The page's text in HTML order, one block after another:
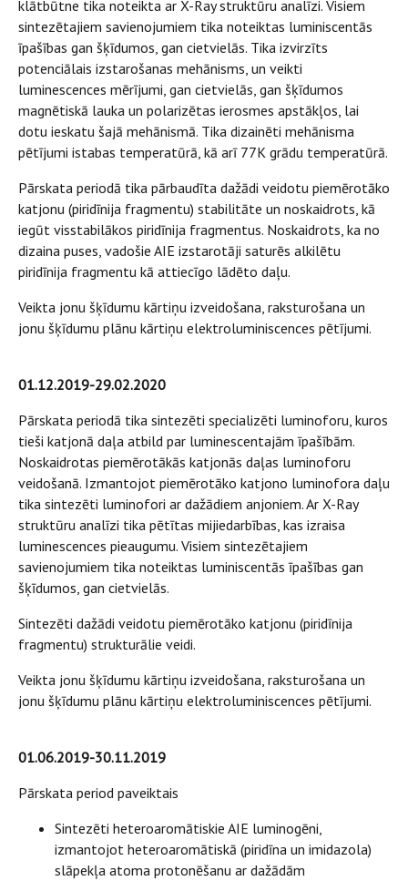
klātbūtne tika noteikta ar X-Ray struktūru analīzi. Visiem
sintezētajiem savienojumiem tika noteiktas luminiscentās
īpašības gan šķīdumos, gan cietvielās. Tika izvirzīts
potenciālais izstarošanas mehānisms, un veikti
luminescences mērījumi, gan cietvielās, gan šķīdumos
magnētiskā lauka un polarizētas ierosmes apstākļos, lai
dotu ieskatu šajā mehānismā. Tika dizainēti mehānisma
pētījumi istabas temperatūrā, kā arī 77K grādu temperatūrā.
Pārskata periodā tika pārbaudīta dažādi veidotu piemērotāko
katjonu (piridīnija fragmentu) stabilitāte un noskaidrots, kā
iegūt visstabilākos piridīnija fragmentus. Noskaidrots, ka no
dizaina puses, vadošie AIE izstarotāji saturēs alkilētu
piridīnija fragmentu kā attiecīgo lādēto daļu.
Veikta jonu šķīdumu kārtiņu izveidošana, raksturošana un
jonu šķīdumu plānu kārtiņu elektroluminiscences pētījumi.
01.12.2019-29.02.2020
Pārskata periodā tika sintezēti specializēti luminoforu, kuros
tieši katjonā daļa atbild par luminescentajām īpašībām.
Noskaidrotas piemērotākās katjonās daļas luminoforu
veidošanā. Izmantojot piemērotāko katjono luminofora daļu
tika sintezēti luminofori ar dažādiem anjoniem. Ar X-Ray
struktūru analīzi tika pētītas mijiedarbības, kas izraisa
luminescences pieaugumu. Visiem sintezētajiem
savienojumiem tika noteiktas luminiscentās īpašības gan
šķīdumos, gan cietvielās.
Sintezēti dažādi veidotu piemērotāko katjonu (piridīnija
fragmentu) strukturālie veidi.
Veikta jonu šķīdumu kārtiņu izveidošana, raksturošana un
jonu šķīdumu plānu kārtiņu elektroluminiscences pētījumi.
01.06.2019-30.11.2019
Pārskata period paveiktais
Sintezēti heteroaromātiskie AIE luminogēni,
izmantojot heteroaromātiskā (piridīna un imidazola)
slāpekļa atoma protonēšanu ar dažādām